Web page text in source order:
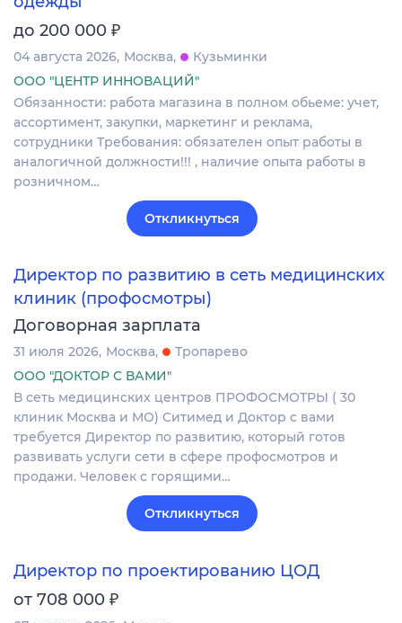
до 200 000 ₽
04 августа 2026 Москва
Кузьминки
ООО "ЦЕНТР ИННОВАЦИЙ"
Обязанности: работа магазина в полном обьеме: учет,
ассортимент, закупки, маркетинг и реклама,
сотрудники Требования: обязателен опыт работы в
аналогичной должности!!! , наличие опыта работы в
розничном…
Откликнуться
Директор по развитию в сеть медицинских
клиник (профосмотры)
Договорная зарплата
31 июля 2026 Москва
Тропарево
ООО "ДОКТОР С ВАМИ"
В сеть медицинских центров ПРОФОСМОТРЫ ( 30
клиник Москва и МО) Ситимед и Доктор с вами
требуется Директор по развитию, который готов
развивать услуги сети в сфере профосмотров и
продажи. Человек с горящими…
Откликнуться
Директор по проектированию ЦОД
от 708 000 ₽